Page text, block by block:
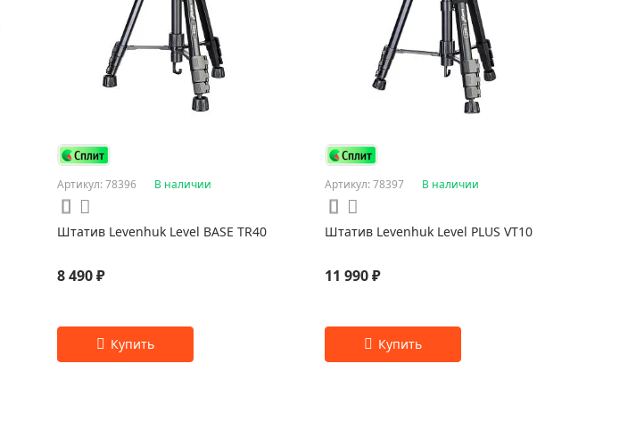
Артикул: 78396 В наличии
Штатив Levenhuk Level BASE TR40
8 490 ₽
Артикул: 78397 В наличии
Штатив Levenhuk Level PLUS VT10
11 990 ₽